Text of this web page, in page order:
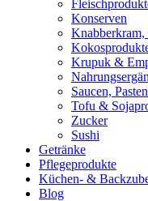
Konserven
Krupuk &
Saucen,
Tofu &
Zucker
Sushi
Getränke
Pflegeprodukte
Küchen- &
Blog